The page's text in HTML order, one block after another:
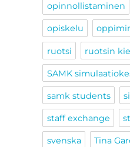
opinnollistaminen
opiskelu
ruotsi ruotsin
SAMK
samk students
staff exchange
svenska Tina